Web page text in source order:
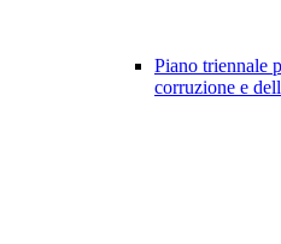
Piano triennale
corruzione e